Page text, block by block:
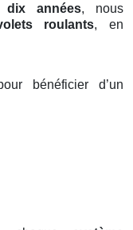
dix années, nous
roulants, en
bénéficier d’un